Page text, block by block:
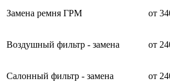
Замена ремня ГРМ от
Воздушный фильтр - замена от
Салонный фильтр - замена от